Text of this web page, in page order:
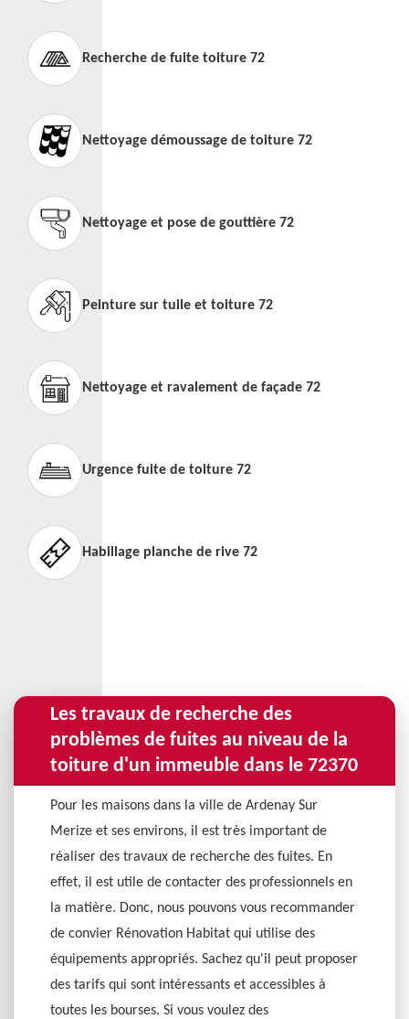
Recherche de fuite toiture 72
Nettoyage démoussage de toiture 72
Nettoyage et pose de gouttière 72
Peinture sur tuile et toiture 72
Nettoyage et ravalement de façade 72
Urgence fuite de toiture 72
Habillage planche de rive 72
Les travaux de recherche des
problèmes de fuites au niveau de la
toiture d'un immeuble dans le 72370
Pour les maisons dans la ville de Ardenay Sur
Merize et ses environs, il est très important de
réaliser des travaux de recherche des fuites. En
effet, il est utile de contacter des professionnels en
la matière. Donc, nous pouvons vous recommander
de convier Rénovation Habitat qui utilise des
équipements appropriés. Sachez qu'il peut proposer
des tarifs qui sont intéressants et accessibles à
toutes les bourses. Si vous voulez des